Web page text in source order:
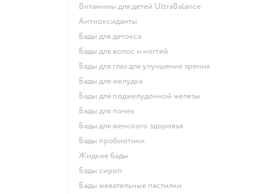
Витамины для детей UltraBalance
Антиоксиданты
Бады для детокса
Бады для волос и ногтей
Бады для глаз для улучшения зрения
Бады для желудка
Бады для поджелудочной железы
Бады для почек
Бады для женского здоровья
Бады пробиотики
Жидкие бады
Бады сироп
Бады жевательные пастилки